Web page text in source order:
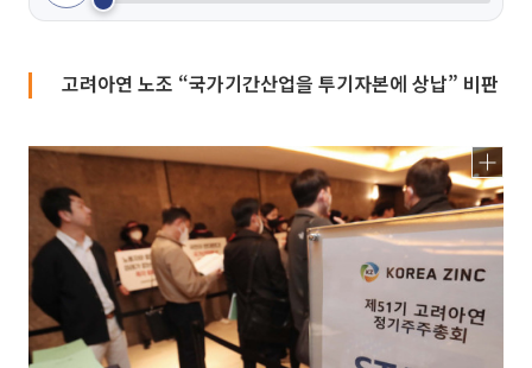
고려아연 노조 “국가기간산업을 투기자본에 상납” 비판